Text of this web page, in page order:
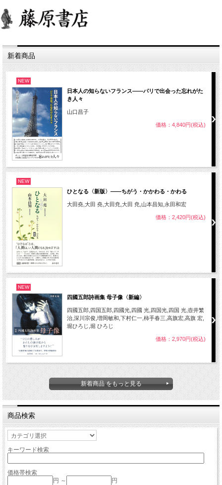
新着商品
NEW
日本人の知らないフランス――パリで出会った忘れがた
き人々
山口昌子
価格：4,840円(税込)
NEW
ひとなる〈新版〉――ちがう・かかわる・かわる
大田堯,大田 堯,大田尭,大田 尭,山本昌知,永田和宏
価格：2,420円(税込)
NEW
四國五郎詩画集 母子像〈新編〉
四國五郎,四国五郎,四國光,四國 光,四国光,四国 光,壺井繁
治,深川宗俊,増岡敏和,下村仁一,柿手春三,高旗宏,高旗 宏,
堀ひろじ,堀 ひろじ
価格：2,970円(税込)
新着商品 をもっと見る
商品検索
キーワード検索
価格帯検索
円 ～
円